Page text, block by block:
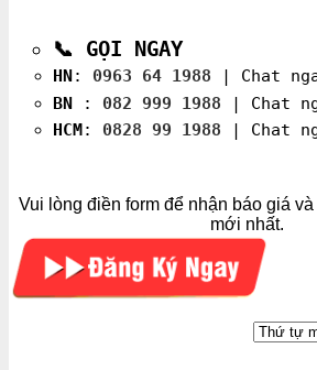
📞 GỌI NGAY
HN: 0963 64 1988 | Chat
BN : 082 999 1988 | Chat
HCM: 0828 99 1988 | Chat
Vui lòng điền form để nhận báo giá
mới nhất.